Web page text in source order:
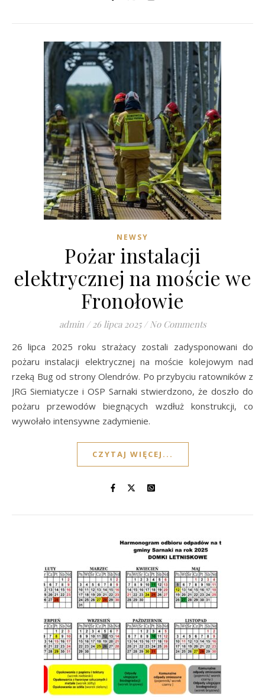
NEWSY
Pożar instalacji
elektrycznej na moście we
Fronołowie
admin / 26 lipca 2025 / No Comments
26 lipca 2025 roku strażacy zostali zadysponowani do
pożaru instalacji elektrycznej na moście kolejowym nad
rzeką Bug od strony Olendrów. Po przybyciu ratowników z
JRG Siemiatycze i OSP Sarnaki stwierdzono, że doszło do
pożaru przewodów biegnących wzdłuż konstrukcji, co
wywołało intensywne zadymienie.
CZYTAJ WIĘCEJ...